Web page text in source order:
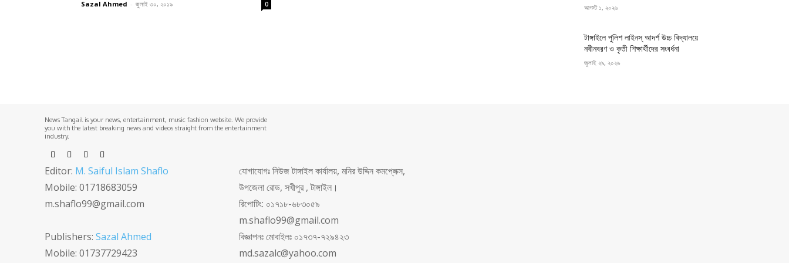
Sazal Ahmed - জুলাই ৩০, ২০১৯ 0 আগস্ট ১, ২০২৬
টাঙ্গাইলে পুলিশ লাইনস্ আদর্শ উচ্চ বিদ্যালয়ে
নবীনবরণ ও কৃতী শিক্ষার্থীদের সংবর্ধনা
জুলাই ২৯, ২০২৬
News Tangail is your news, entertainment, music fashion website. We provide
you with the latest breaking news and videos straight from the entertainment
industry.
Editor: M. Saiful Islam Shaflo
Mobile: 01718683059
m.shaflo99@gmail.com
Publishers: Sazal Ahmed
Mobile: 01737729423
যোগাযোগঃ নিউজ টাঙ্গাইল কার্যালয়, মনির উদ্দিন কমপ্লেক্স,
উপজেলা রোড, সখীপুর , টাঙ্গাইল।
রিপোটিং: ০১৭১৮-৬৮৩০৫৯
m.shaflo99@gmail.com
বিজ্ঞাপনঃ মোবাইলঃ ০১৭৩৭-৭২৯৪২৩
md.sazalc@yahoo.com